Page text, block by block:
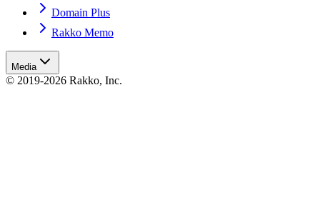
Domain Plus
Rakko Memo
Media
© 2019-2026 Rakko, Inc.